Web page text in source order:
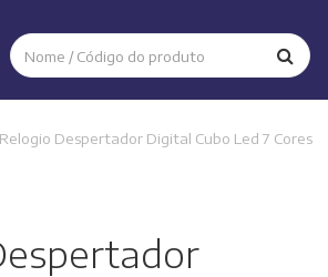
Relogio Despertador Digital Cubo Led 7 Cores